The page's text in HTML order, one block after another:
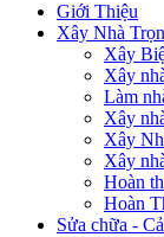
Giới Thiệu
Xây Nhà
Xây
Xây
Làm
Xây
Xây
Xây
Hoàn
Hoàn
Sửa chữa -